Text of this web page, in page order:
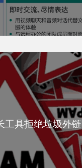
工具拒绝垃圾外链